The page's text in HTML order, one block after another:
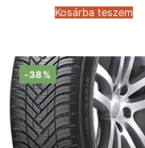
183.071 Ft.
Kosárba teszem
-38%